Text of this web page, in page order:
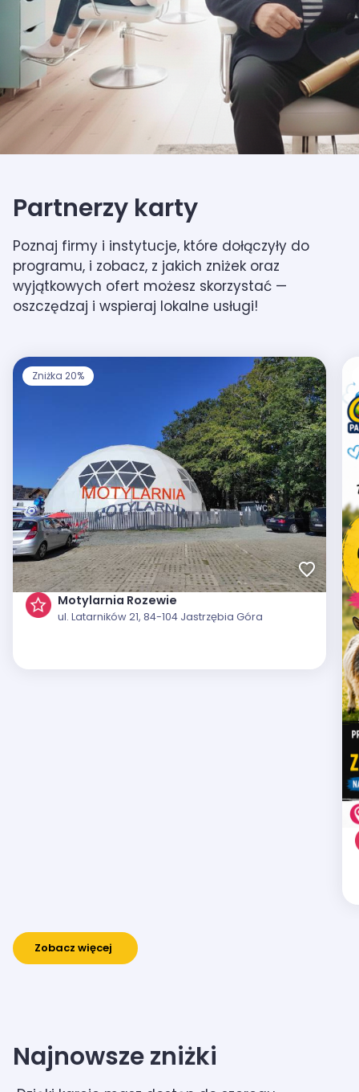
Partnerzy karty
Poznaj firmy i instytucje, które dołączyły do
programu, i zobacz, z jakich zniżek oraz
wyjątkowych ofert możesz skorzystać —
oszczędzaj i wspieraj lokalne usługi!
Zniżka 20%
Motylarnia Rozewie
ul. Latarników 21, 84-104 Jastrzębia Góra
Zobacz więcej
Najnowsze zniżki